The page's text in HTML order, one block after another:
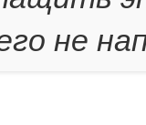
не